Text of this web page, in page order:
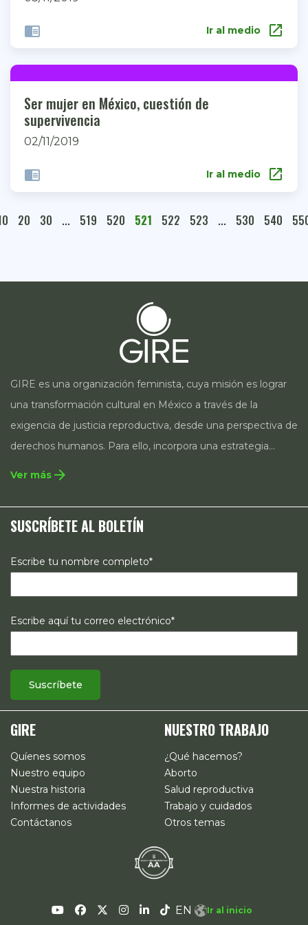
chrome_reader_mode Ir al medio open_in_new
Ser mujer en México, cuestión de
supervivencia
02/11/2019
chrome_reader_mode Ir al medio open_in_new
20 30 ... 519 520 521 522 523 ... 530 540
GIRE es una organización feminista, cuya misión es lograr
una transformación cultural en México a través de la
exigencia de justicia reproductiva, desde una perspectiva de
derechos humanos. Para ello, incorpora una estrategia
integral que contempla la incidencia en legislación y
estrategias de comunicación e investigación sobre el
estado de los derechos reproductivos en México.
Ver más arrow_forward
SUSCRÍBETE AL BOLETÍN
Escribe tu nombre completo*
Escribe aquí tu correo electrónico*
GIRE
Quíenes somos
Nuestro equipo
Nuestra historia
Informes de actividades
Contáctanos
NUESTRO TRABAJO
¿Qué hacemos?
Aborto
Salud reproductiva
Trabajo y cuidados
Otros temas
EN Ir al inicio